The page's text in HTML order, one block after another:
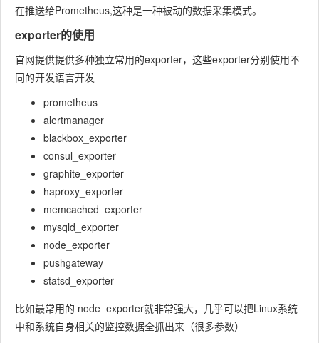
在推送给Prometheus,这种是一种被动的数据采集模式。
exporter的使用
官网提供提供多种独立常用的exporter，这些exporter分别使用不
同的开发语言开发
prometheus
alertmanager
blackbox_exporter
consul_exporter
graphite_exporter
haproxy_exporter
memcached_exporter
mysqld_exporter
node_exporter
pushgateway
statsd_exporter
比如最常用的 node_exporter就非常强大，几乎可以把Linux系统
中和系统自身相关的监控数据全抓出来（很多参数）